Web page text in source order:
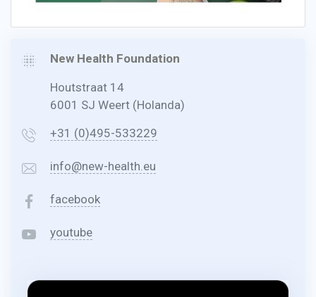
New Health Foundation
Houtstraat 14
6001 SJ Weert (Holanda)
+31 (0)495-533229
info@new-health.eu
facebook
youtube